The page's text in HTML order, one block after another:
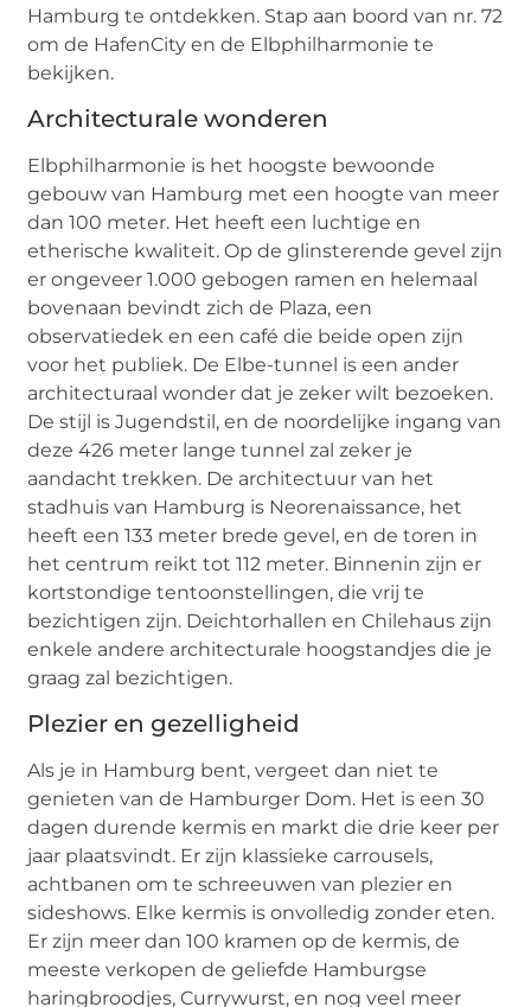
Hamburg te ontdekken. Stap aan boord van nr. 72
om de HafenCity en de Elbphilharmonie te
bekijken.
Architecturale wonderen
Elbphilharmonie is het hoogste bewoonde
gebouw van Hamburg met een hoogte van meer
dan 100 meter. Het heeft een luchtige en
etherische kwaliteit. Op de glinsterende gevel zijn
er ongeveer 1.000 gebogen ramen en helemaal
bovenaan bevindt zich de Plaza, een
observatiedek en een café die beide open zijn
voor het publiek. De Elbe-tunnel is een ander
architecturaal wonder dat je zeker wilt bezoeken.
De stijl is Jugendstil, en de noordelijke ingang van
deze 426 meter lange tunnel zal zeker je
aandacht trekken. De architectuur van het
stadhuis van Hamburg is Neorenaissance, het
heeft een 133 meter brede gevel, en de toren in
het centrum reikt tot 112 meter. Binnenin zijn er
kortstondige tentoonstellingen, die vrij te
bezichtigen zijn. Deichtorhallen en Chilehaus zijn
enkele andere architecturale hoogstandjes die je
graag zal bezichtigen.
Plezier en gezelligheid
Als je in Hamburg bent, vergeet dan niet te
genieten van de Hamburger Dom. Het is een 30
dagen durende kermis en markt die drie keer per
jaar plaatsvindt. Er zijn klassieke carrousels,
achtbanen om te schreeuwen van plezier en
sideshows. Elke kermis is onvolledig zonder eten.
Er zijn meer dan 100 kramen op de kermis, de
meeste verkopen de geliefde Hamburgse
haringbroodjes, Currywurst, en nog veel meer